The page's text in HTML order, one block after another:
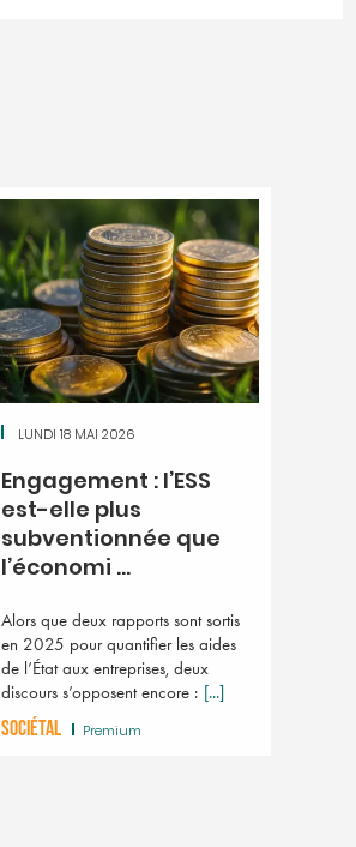
LUNDI 18 MAI 2026
Engagement : l’ESS
est-elle plus
subventionnée que
l’économi ...
Alors que deux rapports sont sortis
en 2025 pour quantifier les aides
de l’État aux entreprises, deux
discours s’opposent encore : [...]
SOCIÉTAL Premium
La Minute RSE. Bientôt la fin du
«Far west» des labels en
Le Conseil régional de Nouvelle-Aquitaine
a lancé un appel à manifestation d'intérêt
(AMI) pour vérifier et recenser les labels et
solutions dédiées à la responsabilité